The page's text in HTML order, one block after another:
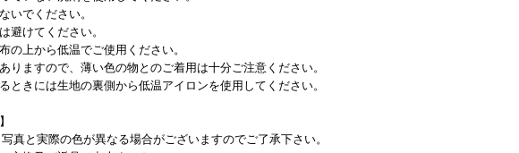
いでください。
避けてください。
の上から低温でご使用ください。
りますので、薄い色の物とのご着用は十分ご注意ください。
ときには生地の裏側から低温アイロンを使用してください。
真と実際の色が異なる場合がございますのでご了承下さい。